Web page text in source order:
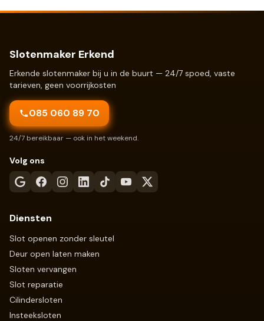
Slotenmaker Erkend
Erkende slotenmaker bij u in de buurt — 24/7 spoed, vaste
tarieven, geen voorrijkosten
085 060 89 70
24/7 bereikbaar — ook in het weekend.
Volg ons
Diensten
Slot openen zonder sleutel
Deur open laten maken
Sloten vervangen
Slot reparatie
Cilindersloten
Insteeksloten